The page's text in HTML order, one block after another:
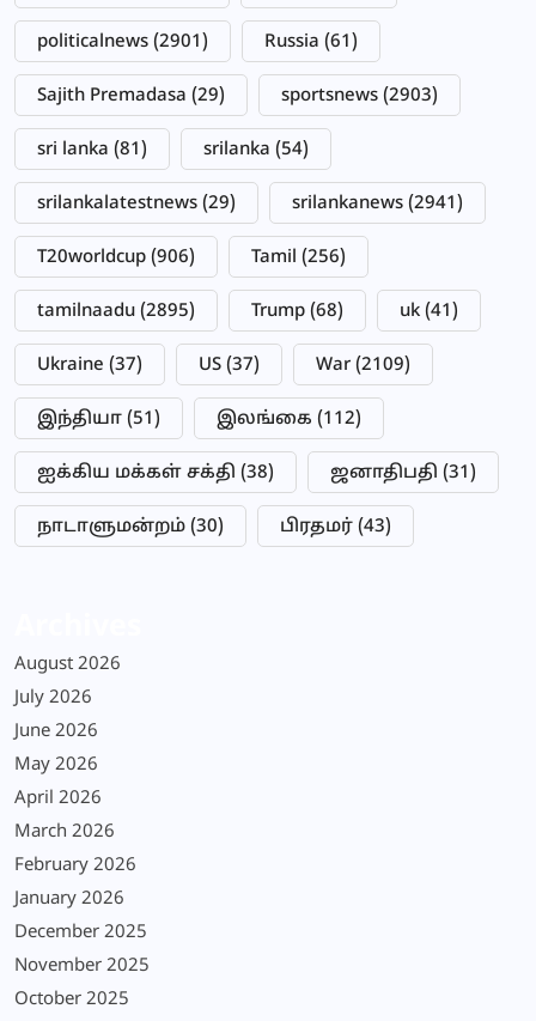
politicalnews (2901) Russia (61)
Sajith Premadasa (29) sportsnews (2903)
sri lanka (81) srilanka (54)
srilankalatestnews (29) srilankanews (2941)
T20worldcup (906) Tamil (256)
tamilnaadu (2895) Trump (68) uk (41)
Ukraine (37) US (37) War (2109)
இந்தியா (51) இலங்கை (112)
ஐக்கிய மக்கள் சக்தி (38) ஜனாதிபதி (31)
நாடாளுமன்றம் (30) பிரதமர் (43)
August 2026
July 2026
June 2026
May 2026
April 2026
March 2026
February 2026
January 2026
December 2025
November 2025
October 2025